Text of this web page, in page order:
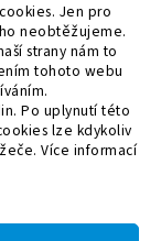
Jen pro
neobtěžujeme.
strany nám to
tohoto webu
Po uplynutí této
lze kdykoliv
Více informací